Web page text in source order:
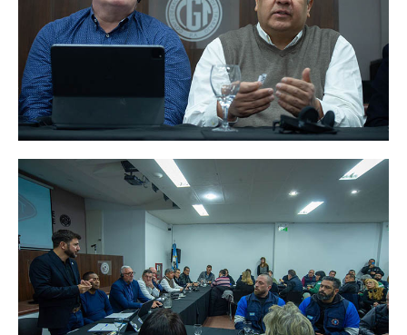
Secretaría de política de transporte
Secretaría de asuntos seccionales
Secretaría de la Mujer
Secretaría de la juventud
Secretaría de formación política-sindical
Secretaría de derechos humanos
Secretaría igualdad de oportunidades y género
Secretaría asuntos jurídicos
Secretaría de comunicación